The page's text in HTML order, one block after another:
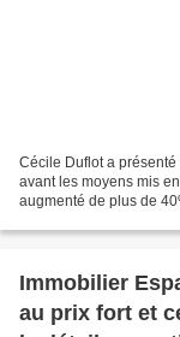
Cécile Duflot a
avant les moyens mis
augmenté de plus de
Immobilier
au prix fort et